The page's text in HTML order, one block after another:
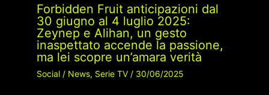
Forbidden Fruit anticipazioni dal
30 giugno al 4 luglio 2025:
Zeynep e Alihan, un gesto
inaspettato accende la passione,
ma lei scopre un’amara verità
Social/ News, Serie TV/ 30/06/2025